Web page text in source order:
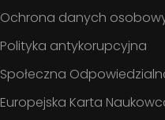
Ochrona danych
Polityka antykorupcyjna
Społeczna
Europejska Karta